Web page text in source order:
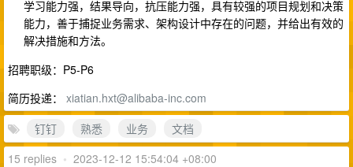
学习能力强，结果导向，抗压能力强，具有较强的项目规划和决策
能力，善于捕捉业务需求、架构设计中存在的问题，并给出有效的
解决措施和方法。
招聘职级：P5-P6
简历投递： xiatian.hxt@alibaba-inc.com
钉钉
熟悉 业务
文档
15 replies • 2023-12-12 15:54:04 +08:00